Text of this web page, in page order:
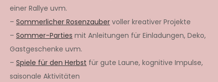
einer Rallye uvm.
– Sommerlicher Rosenzauber voller kreativer Projekte
– Sommer-Parties mit Anleitungen für Einladungen, Deko,
Gastgeschenke uvm.
– Spiele für den Herbst für gute Laune, kognitive Impulse,
saisonale Aktivitäten